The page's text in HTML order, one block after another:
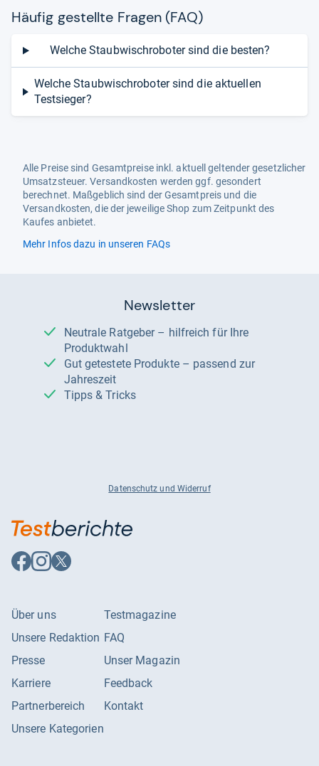
Häu­fig gestellte Fra­gen (FAQ)
Welche Staubwischroboter sind die besten?
Welche Staubwischroboter sind die aktuellen
Testsieger?
Alle Preise sind Gesamtpreise inkl. aktuell geltender gesetzlicher
Umsatzsteuer. Versandkosten werden ggf. gesondert
berechnet. Maßgeblich sind der Gesamtpreis und die
Versandkosten, die der jeweilige Shop zum Zeitpunkt des
Kaufes anbietet.
Mehr Infos dazu in unseren FAQs
Newsletter
Neutrale Ratgeber – hilfreich für Ihre
Produktwahl
Gut getestete Produkte – passend zur
Jahreszeit
Tipps & Tricks
Datenschutz und Widerruf
Auf
Facebook
Auf
Instagram
Auf
X
Über uns
Unsere Redaktion
Presse
Karriere
Partnerbereich
Unsere Kategorien
Testmagazine
FAQ
Unser Magazin
Feedback
Kontakt